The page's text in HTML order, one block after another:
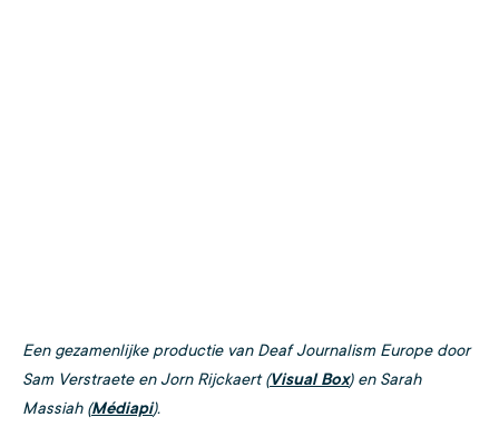
Een gezamenlijke productie van Deaf Journalism Europe door
Sam Verstraete en Jorn Rijckaert (Visual Box) en Sarah
Massiah (Médiapi).